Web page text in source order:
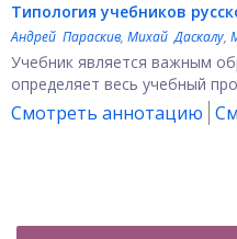
Типология учебников
Андрей Параскив, Михай Даскалу,
Учебник является важным
определяет весь учебный
Смотреть аннотацию